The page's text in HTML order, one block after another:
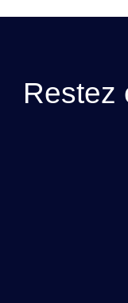
Restez